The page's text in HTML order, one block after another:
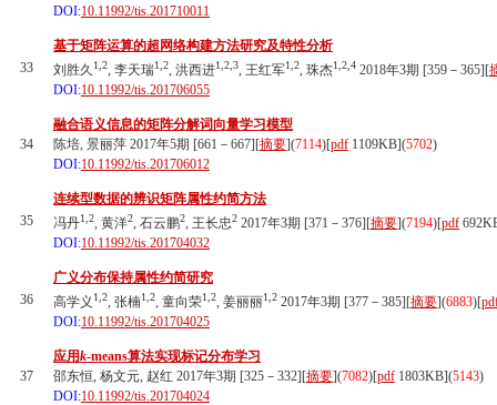
DOI:10.11992/tis.201710011
33
基于矩阵运算的超网络构建方法研究及特性分析
刘胜久 1,2, 李天瑞1,2, 洪西进1,2,3, 王红军1,2, 珠杰1,2,4 2018年3期 [359－365][
DOI:10.11992/tis.201706055
34
融合语义信息的矩阵分解词向量学习模型
陈培, 景丽萍 2017年5期 [661－667][摘要](7114)[pdf 1109KB](5702)
DOI:10.11992/tis.201706012
35
连续型数据的辨识矩阵属性约简方法
冯丹1,2, 黄洋2, 石云鹏2, 王长忠2 2017年3期 [371－376][摘要](7194)[pdf
DOI:10.11992/tis.201704032
36
广义分布保持属性约简研究
高学义 1,2, 张楠1,2, 童向荣1,2, 姜丽丽1,2 2017年3期 [377－385][摘要](6883)[
DOI:10.11992/tis.201704025
37
应用k-means算法实现标记分布学习
邵东恒, 杨文元, 赵红 2017年3期 [325－332][摘要](7082)[pdf 1803KB](5143)
DOI:10.11992/tis.201704024